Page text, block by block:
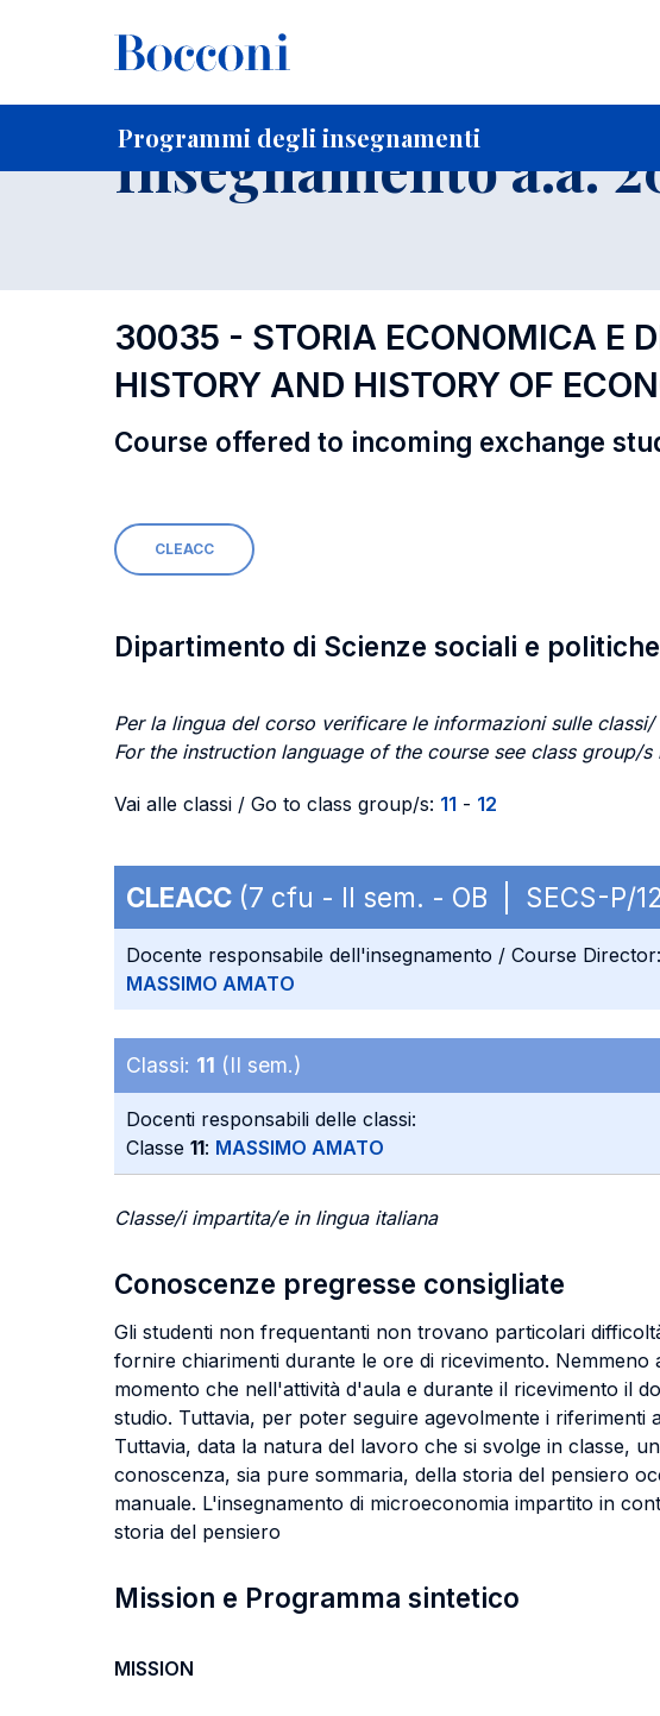
Programmi degli insegnamenti
Home Per studenti iscritti Educational
Insegnamento a.a.
30035 - STORIA ECONOMICA E
HISTORY AND HISTORY OF
Course offered to incoming exchange
CLEACC
Dipartimento di Scienze sociali e
Per la lingua del corso verificare le informazioni sulle classi/
For the instruction language of the course see class group/s
Vai alle classi / Go to class group/s: 11 - 12
CLEACC (7 cfu - II sem. - OB | SECS-P/
Docente responsabile dell'insegnamento / Course Director:
MASSIMO AMATO
Classi: 11 (II sem.)
Docenti responsabili delle classi:
Classe 11: MASSIMO AMATO
Classe/i impartita/e in lingua italiana
Conoscenze pregresse consigliate
Gli studenti non frequentanti non trovano particolari
fornire chiarimenti durante le ore di ricevimento.
momento che nell'attività d'aula e durante il ricevimento il
studio. Tuttavia, per poter seguire agevolmente i
Tuttavia, data la natura del lavoro che si svolge in classe,
conoscenza, sia pure sommaria, della storia del pensiero
manuale. L'insegnamento di microeconomia impartito in
storia del pensiero
Mission e Programma sintetico
MISSION